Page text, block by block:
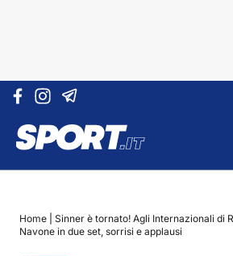
Vai al contenuto
Home
Sinner è tornato! Agli Internazionali di
Navone in due set, sorrisi e applausi